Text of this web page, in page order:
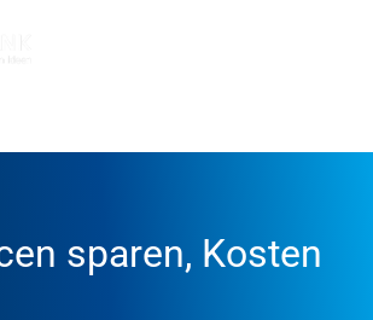
sparen, Kosten